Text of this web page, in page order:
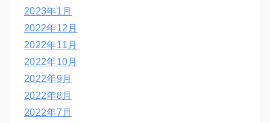
2023年1月
2022年12月
2022年11月
2022年10月
2022年9月
2022年8月
2022年7月